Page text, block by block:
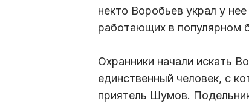
некто Воробьев украл у
работающих в популярном
Охранники начали искать
единственный человек, с
приятель Шумов.